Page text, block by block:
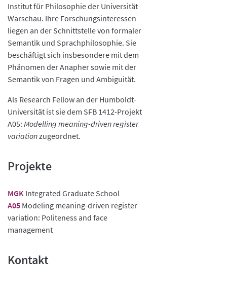
Institut für Philosophie der Universität
Warschau. Ihre Forschungsinteressen
liegen an der Schnittstelle von formaler
Semantik und Sprachphilosophie. Sie
beschäftigt sich insbesondere mit dem
Phänomen der Anapher sowie mit der
Semantik von Fragen und Ambiguität.
Als Research Fellow an der Humboldt-
Universität ist sie dem SFB 1412-Projekt
A05: Modelling meaning-driven register
variationzugeordnet.
Projekte
MGK Integrated Graduate School
A05 Modeling meaning-driven register
variation: Politeness and face
management
Kontakt